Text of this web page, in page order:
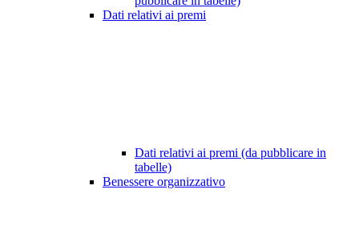
Dati relativi ai premi
Dati relativi ai premi (da pubblicare in
tabelle)
Benessere organizzativo